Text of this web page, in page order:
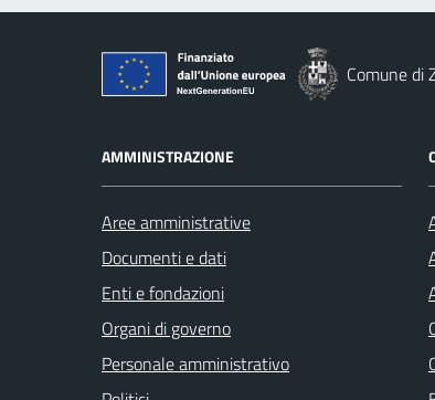
Comune di
AMMINISTRAZIONE
Aree amministrative
Documenti e dati
Enti e fondazioni
Organi di governo
Personale amministrativo